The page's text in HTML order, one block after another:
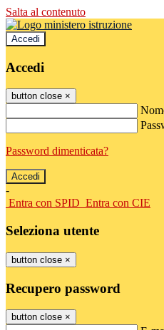
Salta al contenuto
Accedi
Accedi
button close ×
Password dimenticata?
-
Entra con SPID Entra con CIE
Seleziona utente
button close ×
Recupero password
button close ×